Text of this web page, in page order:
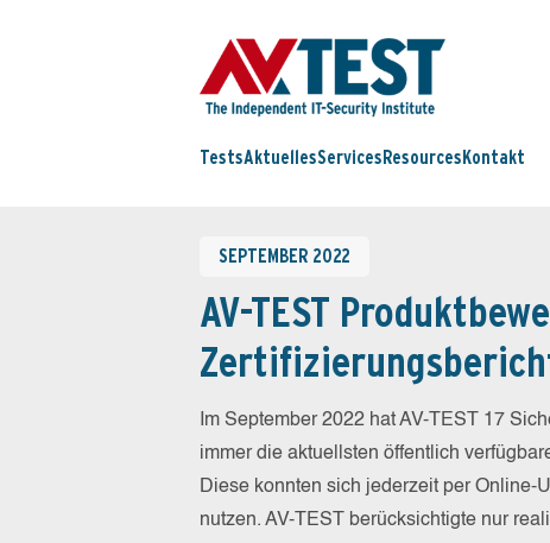
TestsAktuellesServices Resources Kontakt
SEPTEMBER 2022
AV-TEST
Im September 2022 hat AV-TEST 17
immer die aktuellsten öffentlich
Diese konnten sich jederzeit per Online-
nutzen. AV-TEST berücksichtigte nur